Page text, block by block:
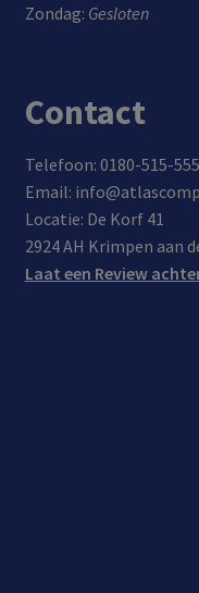
Zondag: Gesloten
Contact
Telefoon: 0180-515-555
Email:
Locatie: De Korf 41
2924 AH Krimpen aan
Laat een Review